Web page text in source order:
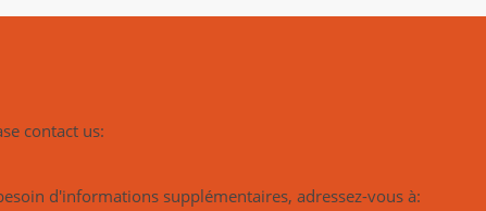
contact us:
d'informations supplémentaires, adressez-vous à: